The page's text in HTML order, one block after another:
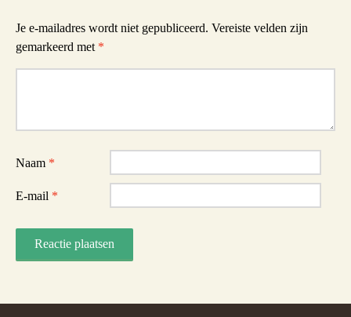
Je e-mailadres wordt niet gepubliceerd. Vereiste velden zijn
gemarkeerd met *
Naam *
E-mail *